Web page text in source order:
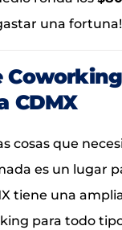
una fortuna!
CDMX
cosas que
es un lugar
tiene una
para todo